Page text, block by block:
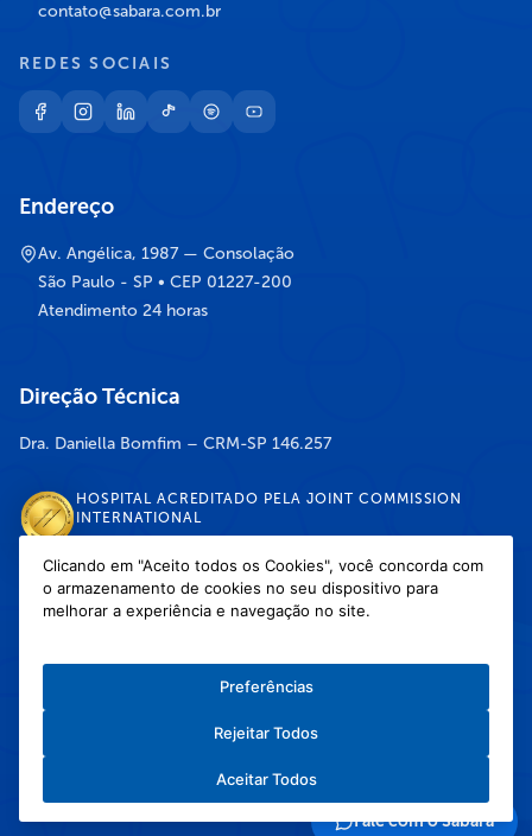
Fale com o Sabará
contato@sabara.com.br
REDES SOCIAIS
Endereço
Av. Angélica, 1987 — Consolação
São Paulo - SP • CEP 01227-200
Atendimento 24 horas
Direção Técnica
Dra. Daniella Bomfim – CRM-SP 146.257
HOSPITAL ACREDITADO PELA JOINT COMMISSION
INTERNATIONAL
DISPONÍVEL NAS LOJAS
Política de Cookies
Copyright © 2026 Hospital Infantil Sabará — Todos os direitos reservados.
Clicando em "Aceito todos os Cookies", você concorda com
o armazenamento de cookies no seu dispositivo para
melhorar a experiência e navegação no site.
Preferências
Rejeitar Todos
Aceitar Todos